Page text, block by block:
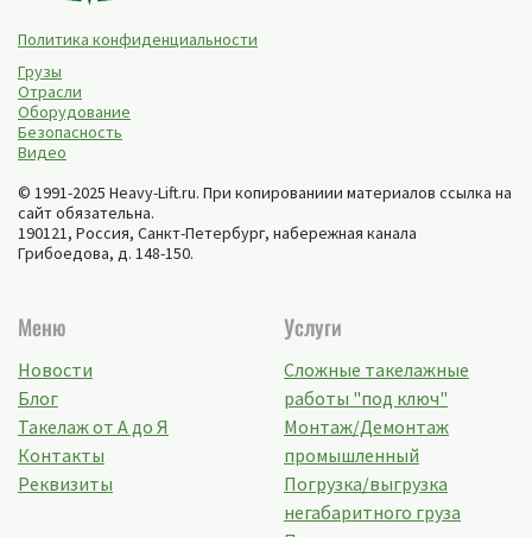
Политика конфиденциальности
Грузы
Отрасли
Оборудование
Безопасность
Видео
© 1991-2025 Heavy-Lift.ru. При копированиии материалов ссылка на
сайт обязательна.
190121, Россия, Санкт-Петербург, набережная канала
Грибоедова, д. 148-150.
Меню
Новости
Блог
Такелаж от А до Я
Контакты
Реквизиты
Услуги
Сложные такелажные
работы "под ключ"
Монтаж/Демонтаж
промышленный
Погрузка/выгрузка
негабаритного груза